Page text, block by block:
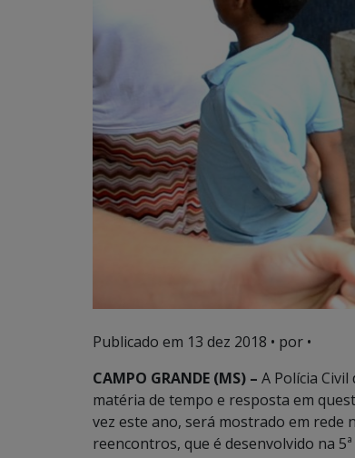
Publicado em 13 dez 2018 • por •
CAMPO GRANDE (MS) – A Polícia
matéria de tempo e resposta em
vez este ano, será mostrado em
reencontros, que é desenvolvido na